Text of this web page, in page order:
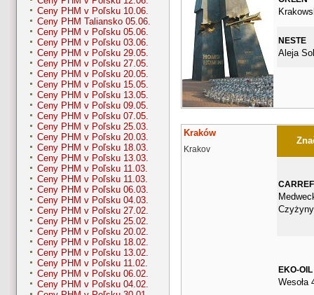
Ceny PHM v Poľsku 10.06.
Ceny PHM Taliansko 05.06.
Ceny PHM v Poľsku 05.06.
Ceny PHM v Poľsku 03.06.
Ceny PHM v Poľsku 29.05.
Ceny PHM v Poľsku 27.05.
Ceny PHM v Poľsku 20.05.
Ceny PHM v Poľsku 15.05.
Ceny PHM v Poľsku 13.05.
Ceny PHM v Poľsku 09.05.
Ceny PHM v Poľsku 07.05.
Ceny PHM v Poľsku 25.03.
Ceny PHM v Poľsku 20.03.
Ceny PHM v Poľsku 18.03.
Ceny PHM v Poľsku 13.03.
Ceny PHM v Poľsku 11.03.
Ceny PHM v Poľsku 11.03.
Ceny PHM v Poľsku 06.03.
Ceny PHM v Poľsku 04.03.
Ceny PHM v Poľsku 27.02.
Ceny PHM v Poľsku 25.02.
Ceny PHM v Poľsku 20.02.
Ceny PHM v Poľsku 18.02.
Ceny PHM v Poľsku 13.02.
Ceny PHM v Poľsku 11.02.
Ceny PHM v Poľsku 06.02.
Ceny PHM v Poľsku 04.02.
NESTE
Aleja
Kraków
Krakov
Czyżyny
EKO-OIL
Wesoła